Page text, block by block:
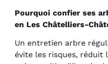
Pourquoi confier ses
en Les Châtelliers-
Un entretien arbre
évite les risques,